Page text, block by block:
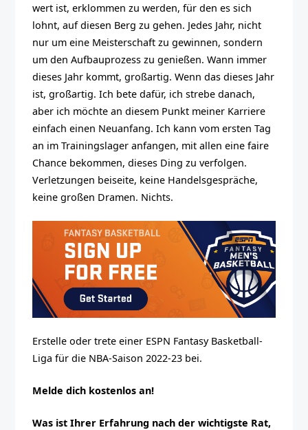
wert ist, erklommen zu werden, für den es sich
lohnt, auf diesen Berg zu gehen. Jedes Jahr, nicht
nur um eine Meisterschaft zu gewinnen, sondern
um den Aufbauprozess zu genießen. Wann immer
dieses Jahr kommt, großartig. Wenn das dieses Jahr
ist, großartig. Ich bete dafür, ich strebe danach,
aber ich möchte an diesem Punkt meiner Karriere
einfach einen Neuanfang. Ich kann vom ersten Tag
an im Trainingslager anfangen, mit allen eine faire
Chance bekommen, dieses Ding zu verfolgen.
Verletzungen beiseite, keine Handelsgespräche,
keine großen Dramen. Nichts.
Erstelle oder trete einer ESPN Fantasy Basketball-
Liga für die NBA-Saison 2022-23 bei.
Melde dich kostenlos an!
Was ist Ihrer Erfahrung nach der wichtigste Rat,